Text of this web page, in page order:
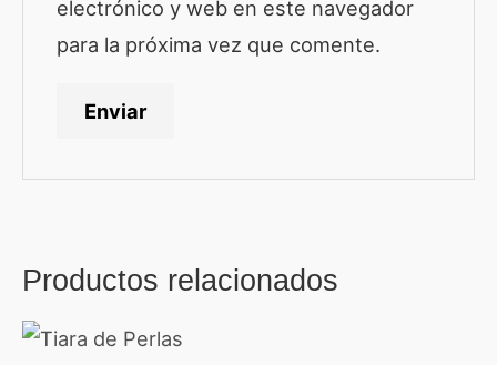
electrónico y web en este navegador
para la próxima vez que comente.
Productos relacionados